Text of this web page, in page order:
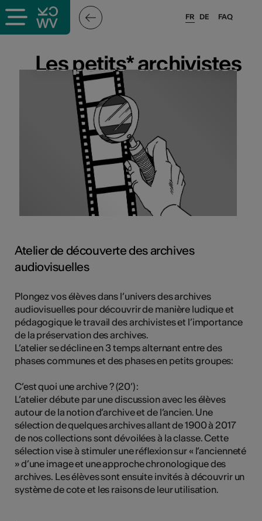
FAQ
FR DE
Les petits* archivistes
Les petits* archivistes
Atelier de découverte des archives
audiovisuelles
Plongez vos élèves dans l’univers des archives
audiovisuelles pour découvrir de manière ludique et
pédagogique le travail des archivistes et l’importance
de la préservation des archives.
L’atelier se décline en 3 temps alternant entre des
phases communes et des phases en petits groupes:
C’est quoi une archive ? (20’) :
L’atelier débute par une discussion avec les élèves
autour de la notion d’archive et de l’ancien. Une
sélection de quelques archives allant de 1900 à 2017
de nos collections sont dévoilées à la classe. Cette
sélection vise à stimuler une réflexion sur « l’ancienneté
» d’une image et une approche chronologique des
archives. Les élèves sont ensuite invités à découvrir un
système de cote et les raisons de leur utilisation.